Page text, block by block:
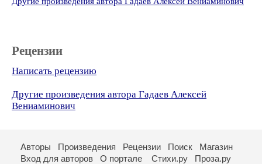
Рецензии
Написать рецензию
Другие произведения автора Гадаев Алексей
Вениаминович
Авторы Произведения Рецензии Поиск
Магазин
Вход для авторов
О портале Стихи.ру Проза.ру